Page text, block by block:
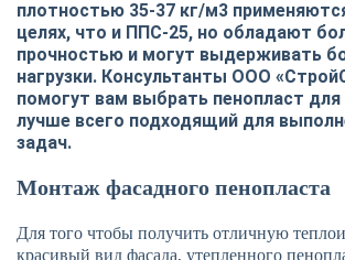
плотностью 35-37 кг/м3
целях, что и ППС-25, но обладают
прочностью и могут выдерживать
нагрузки. Консультанты ООО
помогут вам выбрать пенопласт для
лучше всего подходящий для
задач.
Монтаж фасадного пенопласта
Для того чтобы получить отличную
красивый вид фасада, утепленного